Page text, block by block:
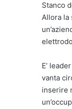
Stanco
Allora la
E’
vanta
inserire